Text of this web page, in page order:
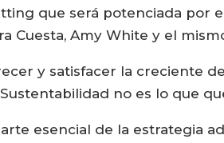
que será potenciada por
Cuesta, Amy White y el
y satisfacer la creciente
no es lo que
esencial de la estrategia